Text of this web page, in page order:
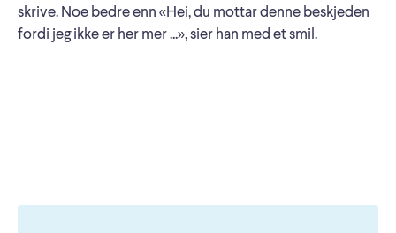
skrive. Noe bedre enn «Hei, du mottar denne beskjeden
fordi jeg ikke er her mer ...», sier han med et smil.